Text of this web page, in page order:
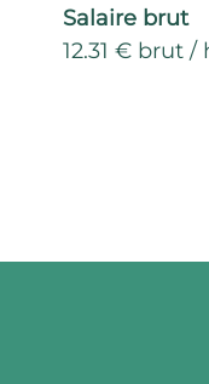
Salaire brut
12.31 € brut /